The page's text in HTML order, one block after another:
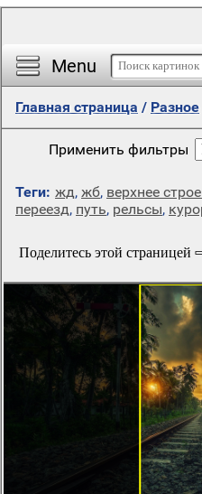
Menu
Главная страница / Разное
Применить фильтры
Теги: жд, жб, верхнее
переезд, путь, рельсы,